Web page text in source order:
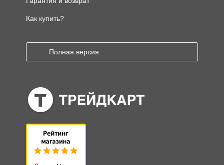
Как купить?
Полная версия